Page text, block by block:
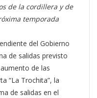
de la cordillera y de
temporada
del Gobierno
de salidas previsto
de las
“La Trochita”, la
de salidas en el